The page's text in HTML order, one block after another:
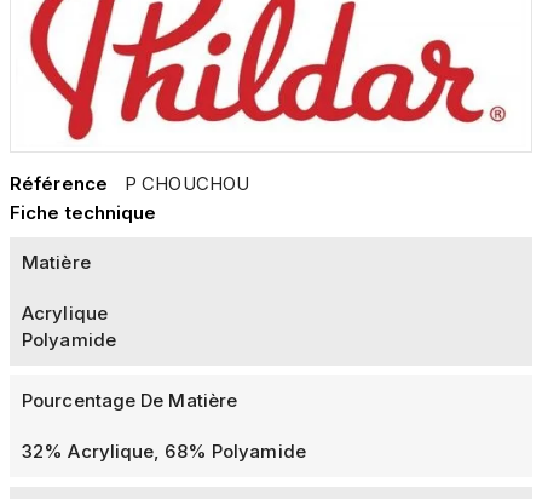
Référence
P CHOUCHOU
Fiche technique
Matière
Acrylique
Polyamide
Pourcentage De Matière
32% Acrylique, 68% Polyamide